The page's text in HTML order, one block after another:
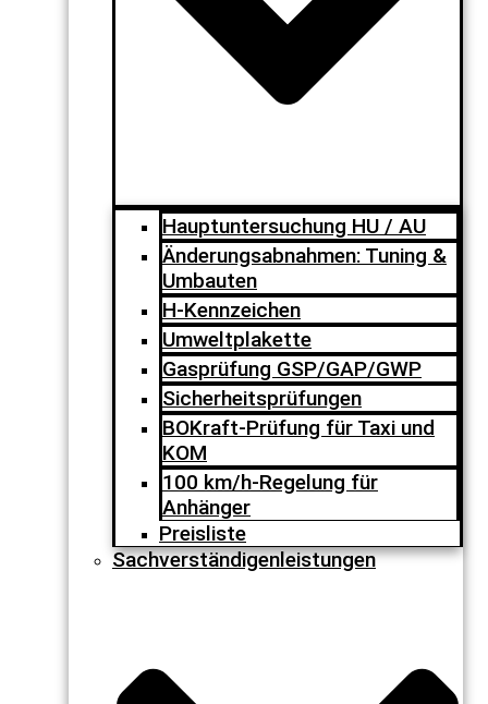
Hauptuntersuchung HU / AU
Änderungsabnahmen: Tuning &
Umbauten
H-Kennzeichen
Umweltplakette
Gasprüfung GSP/GAP/GWP
Sicherheitsprüfungen
BOKraft-Prüfung für Taxi und
KOM
100 km/h-Regelung für
Anhänger
Preisliste
Sachverständigenleistungen